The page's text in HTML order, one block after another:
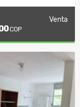
Venta
COP